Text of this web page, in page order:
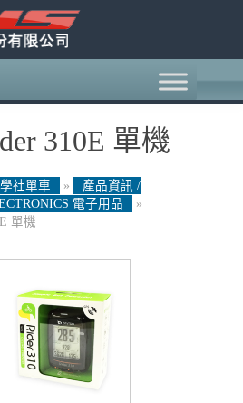
310E 單機
社單車 »
產品資訊 /
電子用品
»
單機